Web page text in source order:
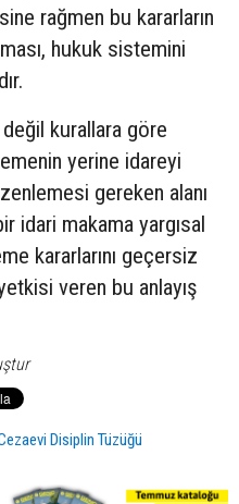
rağmen bu kararların
hukuk sistemini
kurallara göre
yerine idareyi
gereken alanı
idari makama yargısal
kararlarını geçersiz
veren bu anlayış
Disiplin Tüzüğü